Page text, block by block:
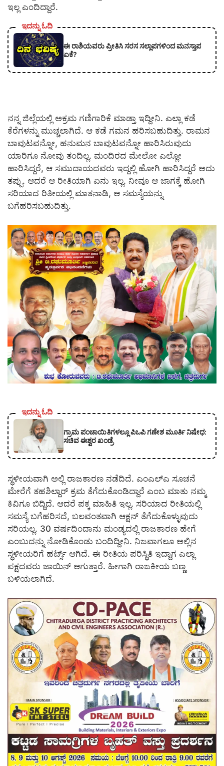
ಇಲ್ಲ ಎಂದಿದ್ದಾರೆ.
ಇದನ್ನು ಓದಿ
ಈ ರಾಶಿಯವರು ಪ್ರೀತಿಸಿ ಸರಸ ಸಲ್ಲಾಪಗಳಿಂದ ಮನಸ್ತಾಪ
ಏಕೆ?
ನನ್ನ ಜಿಲ್ಲೆಯಲ್ಲಿ ಅಕ್ರಮ ಗಣಿಗಾರಿಕೆ ಮಾಡ್ತಾ ಇದ್ದೀನಿ. ಎಲ್ಲಾ ಕಡೆ
ಕೆರೆಗಳನ್ನು ಮುಚ್ಚಲಾಗಿದೆ. ಆ ಕಡೆ ಗಮನ ಹರಿಸಬಹುದಿತ್ತು. ರಾಮನ
ಬಾವುಟವನ್ನೋ, ಹನುಮನ ಬಾವುಟವನ್ನೋ ಹಾರಿಸಿರುವುದು
ಯಾರಿಗೂ ನೋವು ತಂದಿಲ್ಲ. ಮಂದಿರದ ಮೇಲೋ ಎಲ್ಲೋ
ಹಾರಿಸಿದ್ದರೆ, ಆ ಸಮುದಾಯದವರು ಇದ್ದಲ್ಲಿ ಹೋಗಿ ಹಾರಿಸಿದ್ದರೆ ಅದು
ತಪ್ಪು. ಆದರೆ ಆ ರೀತಿಯಾಗಿ ಏನು ಇಲ್ಲ. ನೀವೂ ಆ ಜಾಗಕ್ಕೆ ಹೋಗಿ
ಸರಿಯಾದ ರಿತೀಯಲ್ಲಿ ಮಾತನಾಡಿ, ಆ ಸಮಸ್ಯೆಯನ್ನು
ಬಗೆಹರಿಸಬಹುದಿತ್ತು.
ಇದನ್ನು ಓದಿ
ಗ್ರಾಮ ಪಂಚಾಯಿತಿಗಳಲ್ಲೂ ಪಿಒಪಿ ಗಣೇಶ ಮೂರ್ತಿ ನಿಷೇಧ:
ಸಚಿವ ಈಶ್ವರ ಖಂಡ್ರೆ
ಸ್ಥಳೀಯವಾಗಿ ಅಲ್ಲಿ ರಾಜಕಾರಣ ನಡೆದಿದೆ. ಎಂಎಲ್ಎ ಸೂಚನೆ
ಮೇರೆಗೆ ತಹಶಿಲ್ದಾರ್ ಕ್ರಮ ತೆಗೆದುಕೊಂಡಿದ್ದಾರೆ ಎಂಬ ಮಾತು ನಮ್ಮ
ಕಿವಿಗೂ ಬಿದ್ದಿದೆ. ಆದರೆ ಪಕ್ಕ ಮಾಹಿತಿ ಇಲ್ಲ. ಸರಿಯಾದ ರೀತಿಯಲ್ಲಿ
ಸಮಸ್ಯೆ ಬಗೆಹರಿಸದೆ, ಬಲವಂತವಾಗಿ ಆಕ್ಷನ್ ತೆಗೆದುಕೊಳ್ಳುವುದು
ಸರಿಯಲ್ಲ. 30 ವರ್ಷದಿಂದಾನು ಮಂಡ್ಯದಲ್ಲಿ ರಾಜಕಾರಣ ಹೇಗೆ
ಎಂಬುದನ್ನು ನೋಡಿಕೊಂಡು ಬಂದಿದ್ದೀನಿ. ನಿಜವಾಗಲೂ ಅಲ್ಲಿನ
ಸ್ಥಳೀಯರಿಗೆ ಹರ್ಟ್ಸ್ ಆಗಿದೆ. ಈ ರೀತಿಯ ಪರಿಸ್ಥಿತಿ ಇದ್ದಾಗ ಎಲ್ಲಾ
ಪಕ್ಷದವರು ಜಾಯಿನ್ ಆಗುತ್ತಾರೆ. ಹೀಗಾಗಿ ರಾಜಕೀಯ ಬಣ್ಣ
ಬಳಿಯಲಾಗಿದೆ.